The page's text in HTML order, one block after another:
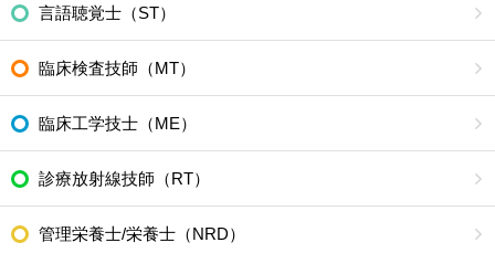
言語聴覚士（ST）
臨床検査技師（MT）
臨床工学技士（ME）
診療放射線技師（RT）
管理栄養士/栄養士（NRD）